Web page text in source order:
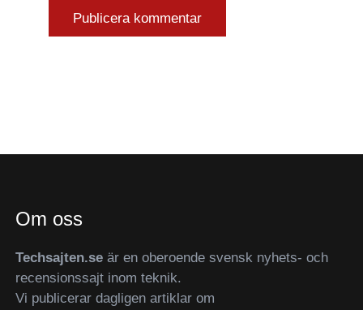
Om oss
Techsajten.se är en oberoende svensk nyhets- och
recensionssajt inom teknik.
Vi publicerar dagligen artiklar om